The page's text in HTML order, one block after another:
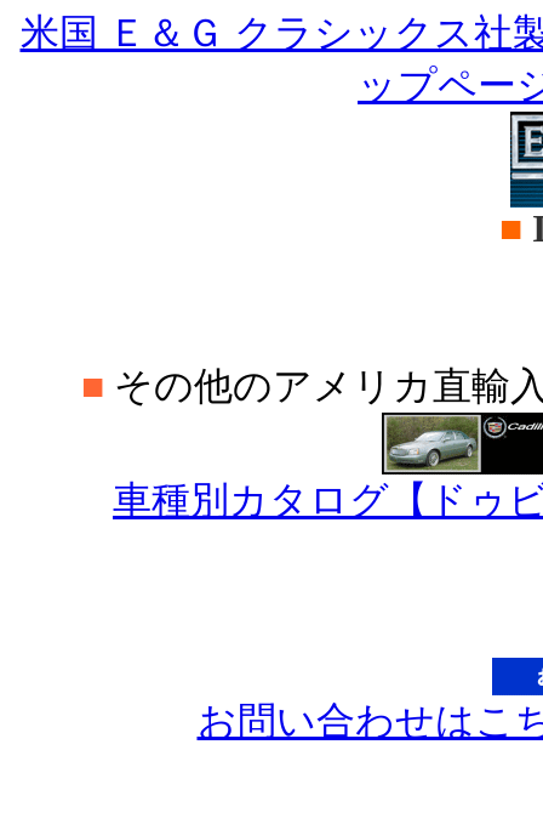
米国 Ｅ＆Ｇ クラシックス社
ップペー
■
■ その他のアメリカ直輸
車種別カタログ【ドゥ
お問い合わせはこ